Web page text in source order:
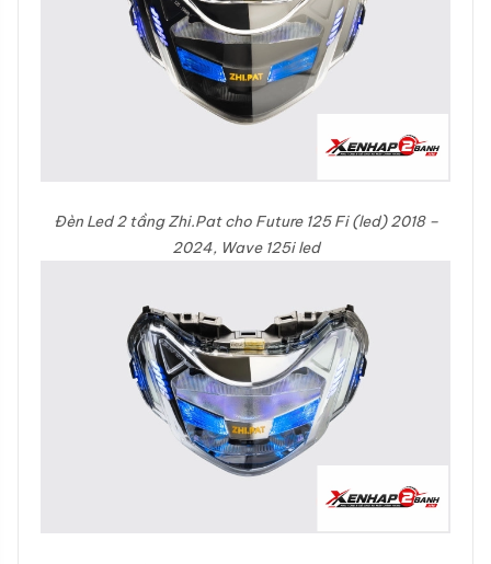
Đèn Led 2 tầng Zhi.Pat cho Future 125 Fi (led) 2018 –
2024, Wave 125i led